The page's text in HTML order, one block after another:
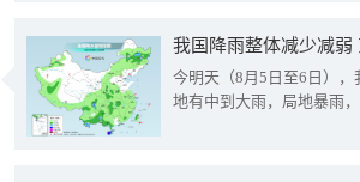
我国降雨整体减少减弱
今明天（8月5日至6日）
地有中到大雨，局地暴雨